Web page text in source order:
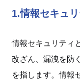
1.情報セキュ
情報セキュリティ
改ざん、漏洩を防
を指します。情報